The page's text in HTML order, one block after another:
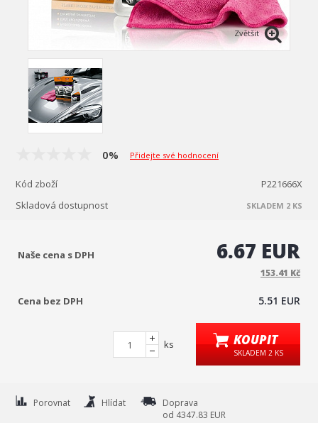
Zvětšit
0% Přidejte své hodnocení
Kód zboží
P221666X
Skladová dostupnost
SKLADEM 2 KS
Naše cena s DPH 6.67 EUR
153.41 Kč
Cena bez DPH 5.51 EUR
ks KOUPIT
SKLADEM 2 KS
Porovnat Hlídat
Doprava
od 4347.83 EUR